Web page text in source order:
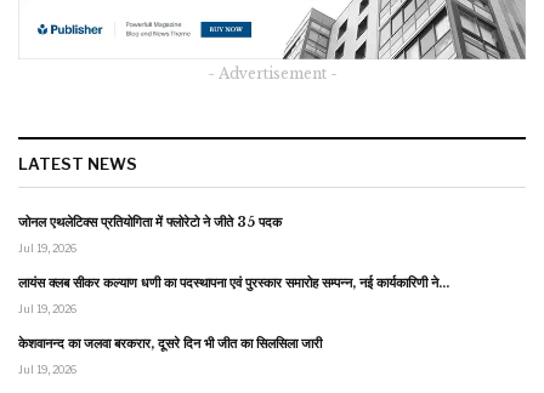
- Advertisement -
LATEST NEWS
जोनल एथलेटिक्स प्रतियोगिता में फ्लोरेटो ने जीते 35 पदक
Jul 19, 2026
लायंस क्लब सीकर कल्याण धणी का पदस्थापना एवं पुरस्कार समारोह सम्पन्न, नई कार्यकारिणी ने…
Jul 19, 2026
केशवानन्द का जलवा बरकरार, दूसरे दिन भी जीत का सिलसिला जारी
Jul 19, 2026